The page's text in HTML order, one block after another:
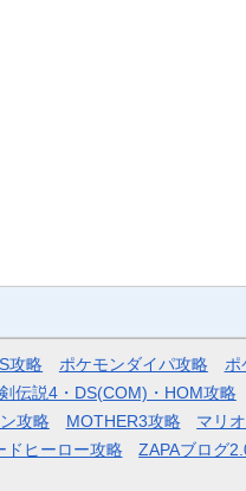
攻略 ポケモンダイパ攻略 ポ
伝説4・DS(COM)・HOM攻略
攻略 MOTHER3攻略 マリ
ドヒーロー攻略 ZAPAブログ